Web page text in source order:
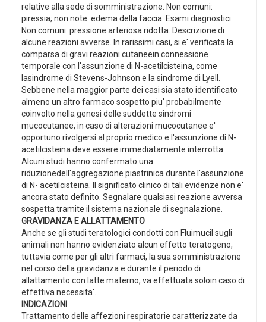
relative alla sede di somministrazione. Non comuni:
piressia; non note: edema della faccia. Esami diagnostici.
Non comuni: pressione arteriosa ridotta. Descrizione di
alcune reazioni avverse. In rarissimi casi, si e' verificata la
comparsa di gravi reazioni cutaneein connessione
temporale con l'assunzione di N-acetilcisteina, come
lasindrome di Stevens-Johnson e la sindrome di Lyell.
Sebbene nella maggior parte dei casi sia stato identificato
almeno un altro farmaco sospetto piu' probabilmente
coinvolto nella genesi delle suddette sindromi
mucocutanee, in caso di alterazioni mucocutanee e'
opportuno rivolgersi al proprio medico e l'assunzione di N-
acetilcisteina deve essere immediatamente interrotta.
Alcuni studi hanno confermato una
riduzionedell'aggregazione piastrinica durante l'assunzione
di N- acetilcisteina. Il significato clinico di tali evidenze non e'
ancora stato definito. Segnalare qualsiasi reazione avversa
sospetta tramite il sistema nazionale di segnalazione.
GRAVIDANZA E ALLATTAMENTO
Anche se gli studi teratologici condotti con Fluimucil sugli
animali non hanno evidenziato alcun effetto teratogeno,
tuttavia come per gli altri farmaci, la sua somministrazione
nel corso della gravidanza e durante il periodo di
allattamento con latte materno, va effettuata soloin caso di
effettiva necessita'.
INDICAZIONI
Trattamento delle affezioni respiratorie caratterizzate da